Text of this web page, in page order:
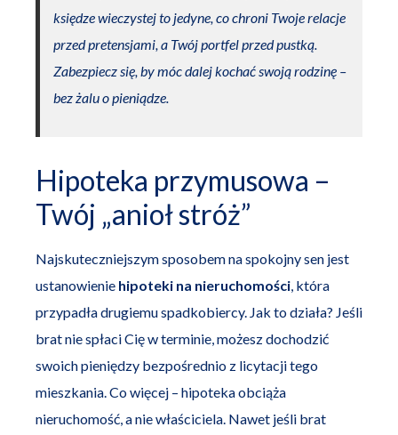
księdze wieczystej to jedyne, co chroni Twoje relacje
przed pretensjami, a Twój portfel przed pustką.
Zabezpiecz się, by móc dalej kochać swoją rodzinę –
bez żalu o pieniądze.
Hipoteka przymusowa –
Twój „anioł stróż”
Najskuteczniejszym sposobem na spokojny sen jest
ustanowienie hipoteki na nieruchomości, która
przypadła drugiemu spadkobiercy. Jak to działa? Jeśli
brat nie spłaci Cię w terminie, możesz dochodzić
swoich pieniędzy bezpośrednio z licytacji tego
mieszkania. Co więcej – hipoteka obciąża
nieruchomość, a nie właściciela. Nawet jeśli brat